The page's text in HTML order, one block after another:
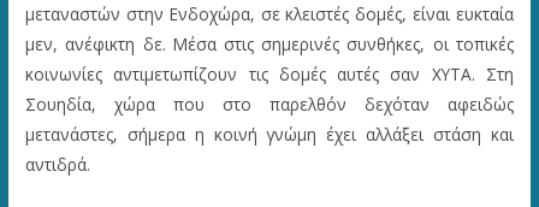
μεταναστών στην Ενδοχώρα, σε κλειστές δομές, είναι ευκταία
μεν, ανέφικτη δε. Μέσα στις σημερινές συνθήκες, οι τοπικές
κοινωνίες αντιμετωπίζουν τις δομές αυτές σαν ΧΥΤΑ. Στη
Σουηδία, χώρα που στο παρελθόν δεχόταν αφειδώς
μετανάστες, σήμερα η κοινή γνώμη έχει αλλάξει στάση και
αντιδρά.